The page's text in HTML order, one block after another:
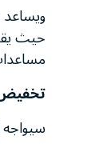
سيواجه